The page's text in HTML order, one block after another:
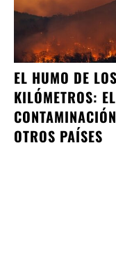
EL HUMO DE
KILÓMETROS:
OTROS PAÍSES